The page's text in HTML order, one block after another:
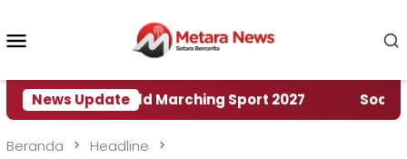
konten
News Update
World Marching Sport 2027 ‎Soal
Beranda Headline